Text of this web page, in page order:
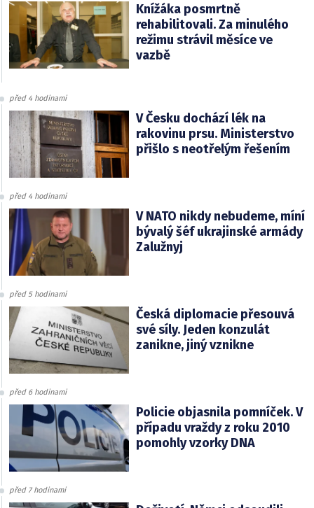
Knížáka posmrtně
rehabilitovali. Za minulého
režimu strávil měsíce ve
vazbě
před 4 hodinami
V Česku dochází lék na
rakovinu prsu. Ministerstvo
přišlo s neotřelým řešením
před 4 hodinami
V NATO nikdy nebudeme, míní
bývalý šéf ukrajinské armády
Zalužnyj
před 5 hodinami
Česká diplomacie přesouvá
své síly. Jeden konzulát
zanikne, jiný vznikne
před 6 hodinami
Policie objasnila pomníček. V
případu vraždy z roku 2010
pomohly vzorky DNA
před 7 hodinami